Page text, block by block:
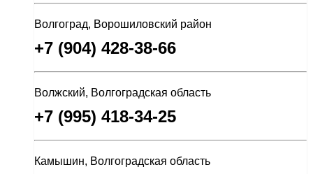
Волгоград, Ворошиловский район
+7 (904) 428-38-66
Волжский, Волгоградская область
+7 (995) 418-34-25
Камышин, Волгоградская область